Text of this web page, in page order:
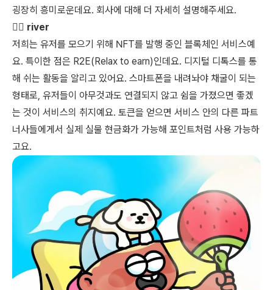
굉장히 흥미로운데요. 회사에 대해 더 자세히 설명해주세요.
🏃‍♀️ river
저희는 유저를 모으기 위해 NFT를 발행 중인 블록체인 서비스예
요. 특이한 점은 R2E(Relax to earn)인데요. 디지털 디톡스를 통
해 쉬는 활동을 알리고 있어요. 스마트폰을 내려놔야 채굴이 되는
형태로, 유저들이 아무것과도 연결되지 않고 쉼을 가졌으면 좋겠
는 것이 서비스의 취지예요. 토큰을 얻으면 서비스 안의 다른 파트
너사들에게서 실제 실물 현금화가 가능해 포인트처럼 사용 가능하
고요.